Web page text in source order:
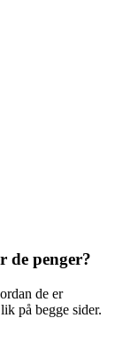
de penger?
de er
på begge sider.